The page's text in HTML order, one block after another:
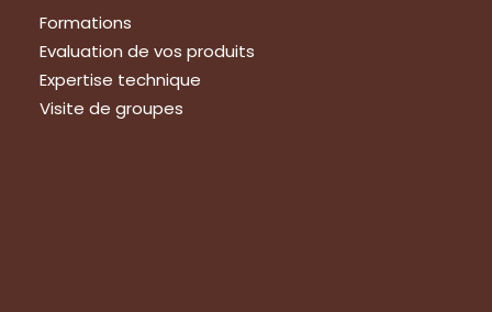
Formations
Evaluation de vos produits
Expertise technique
Visite de groupes